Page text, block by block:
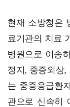
현재 소방청은
료기관의 치료
병원으로 이송
정지, 중증외상,
는 중증응급환
관으로 신속히